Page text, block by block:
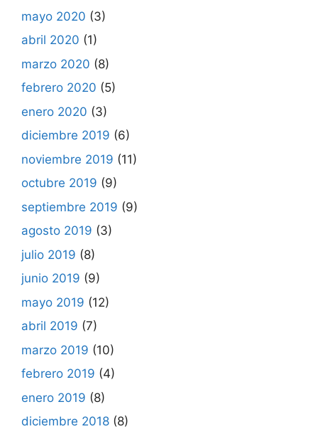
mayo 2020 (3)
abril 2020 (1)
marzo 2020 (8)
febrero 2020 (5)
enero 2020 (3)
diciembre 2019 (6)
noviembre 2019 (11)
octubre 2019 (9)
septiembre 2019 (9)
agosto 2019 (3)
julio 2019 (8)
junio 2019 (9)
mayo 2019 (12)
abril 2019 (7)
marzo 2019 (10)
febrero 2019 (4)
enero 2019 (8)
diciembre 2018 (8)